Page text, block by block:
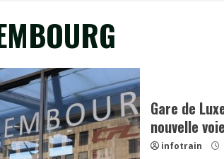
Gare de
nouvelle
infotrain